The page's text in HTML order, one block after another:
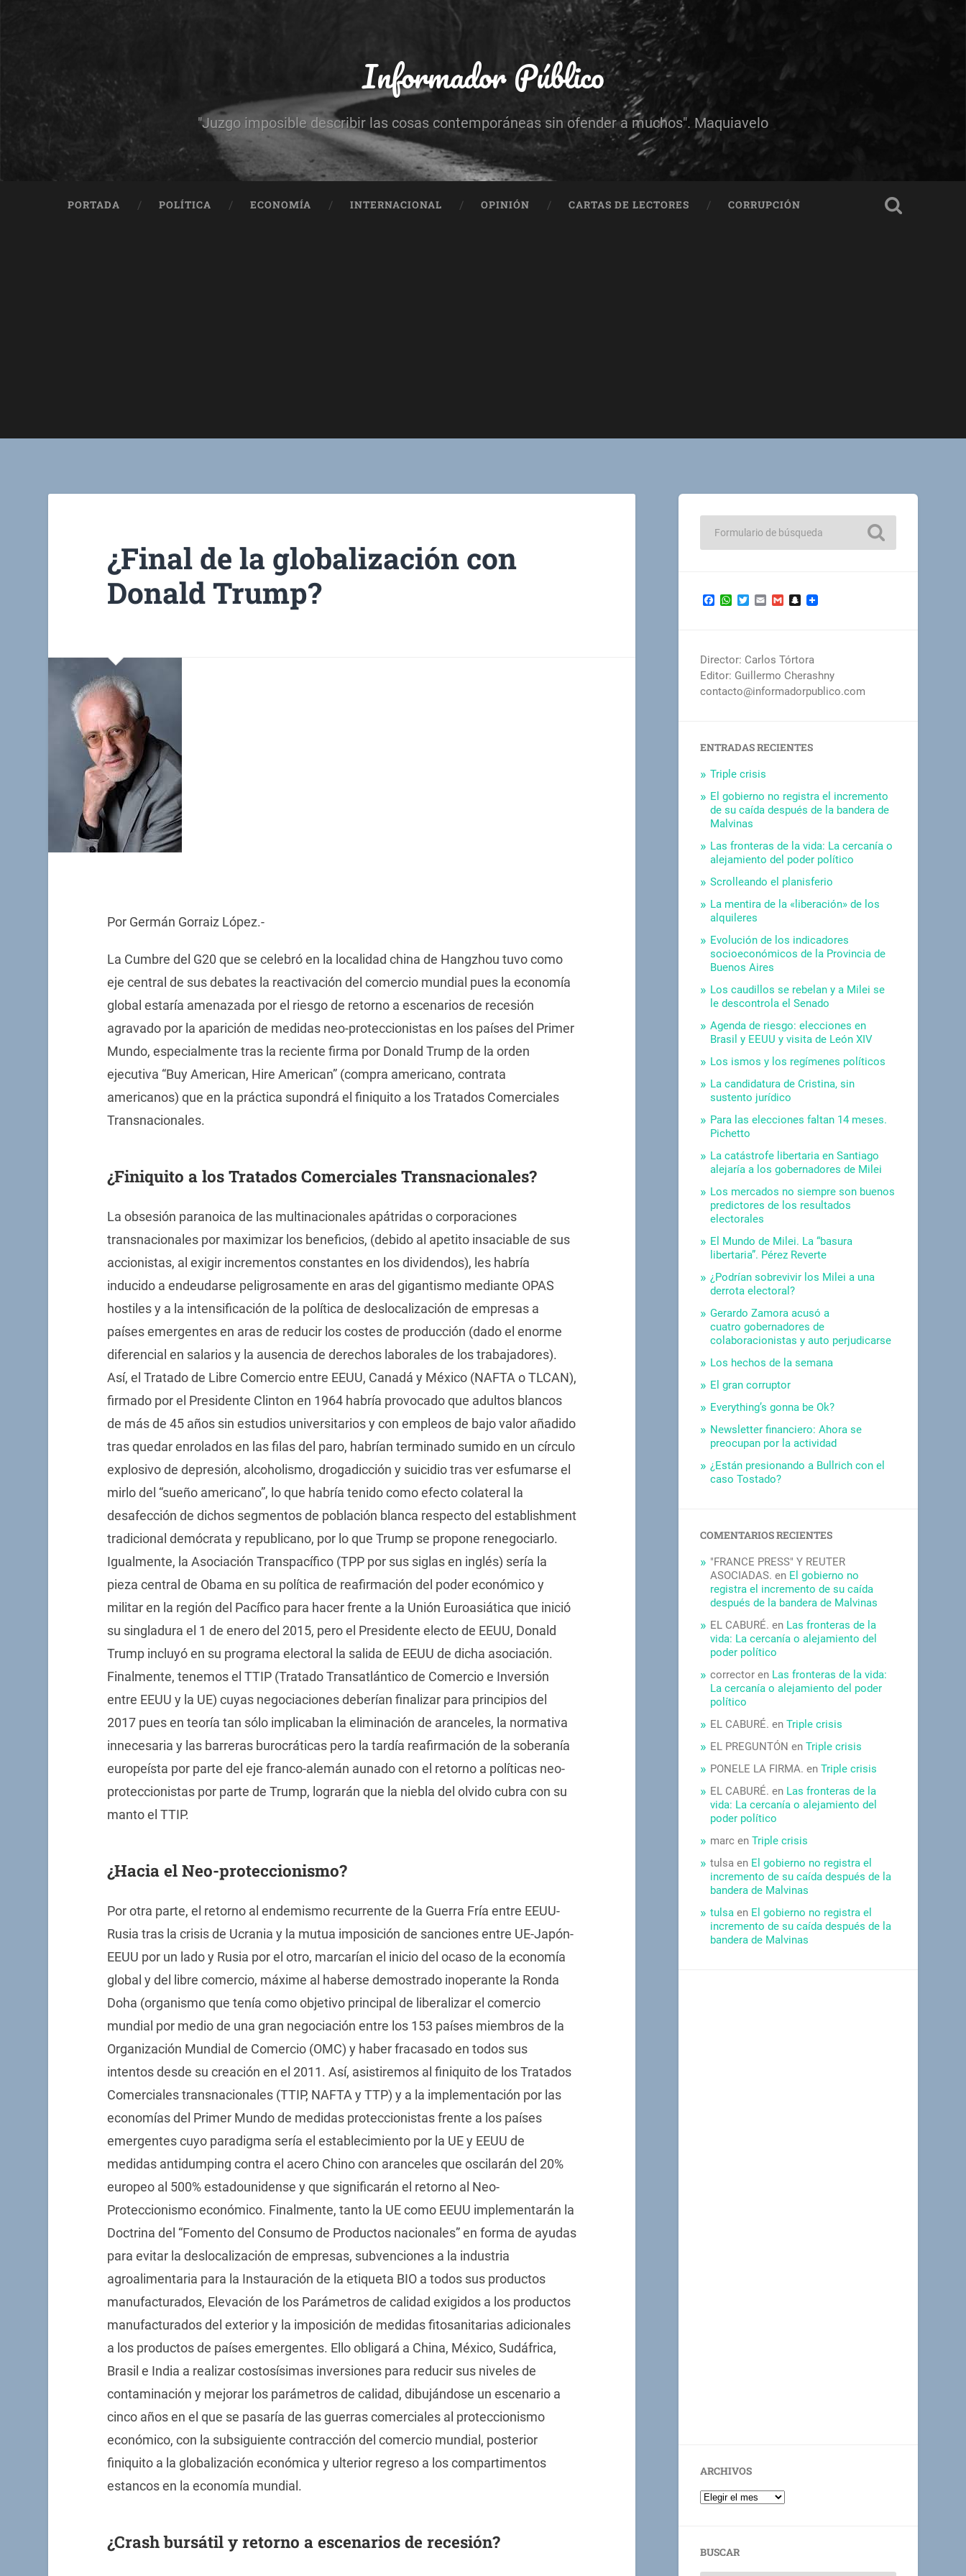
Informador Público
"Juzgo imposible describir las cosas contemporáneas sin ofender a muchos". Maquiavelo
PORTADA POLÍTICA ECONOMÍA INTERNACIONAL OPINIÓN CARTAS DE LECTORES CORRUPCIÓN
¿Final de la globalización con
Donald Trump?
Por Germán Gorraiz López.-
La Cumbre del G20 que se celebró en la localidad china de Hangzhou tuvo como
eje central de sus debates la reactivación del comercio mundial pues la economía
global estaría amenazada por el riesgo de retorno a escenarios de recesión
agravado por la aparición de medidas neo-proteccionistas en los países del Primer
Mundo, especialmente tras la reciente firma por Donald Trump de la orden
ejecutiva “Buy American, Hire American” (compra americano, contrata
americanos) que en la práctica supondrá el finiquito a los Tratados Comerciales
Transnacionales.
¿Finiquito a los Tratados Comerciales Transnacionales?
La obsesión paranoica de las multinacionales apátridas o corporaciones
transnacionales por maximizar los beneficios, (debido al apetito insaciable de sus
accionistas, al exigir incrementos constantes en los dividendos), les habría
inducido a endeudarse peligrosamente en aras del gigantismo mediante OPAS
hostiles y a la intensificación de la política de deslocalización de empresas a
países emergentes en aras de reducir los costes de producción (dado el enorme
diferencial en salarios y la ausencia de derechos laborales de los trabajadores).
Así, el Tratado de Libre Comercio entre EEUU, Canadá y México (NAFTA o TLCAN),
firmado por el Presidente Clinton en 1964 habría provocado que adultos blancos
de más de 45 años sin estudios universitarios y con empleos de bajo valor añadido
tras quedar enrolados en las filas del paro, habrían terminado sumido en un círculo
explosivo de depresión, alcoholismo, drogadicción y suicidio tras ver esfumarse el
mirlo del “sueño americano”, lo que habría tenido como efecto colateral la
desafección de dichos segmentos de población blanca respecto del establishment
tradicional demócrata y republicano, por lo que Trump se propone renegociarlo.
Igualmente, la Asociación Transpacífico (TPP por sus siglas en inglés) sería la
pieza central de Obama en su política de reafirmación del poder económico y
militar en la región del Pacífico para hacer frente a la Unión Euroasiática que inició
su singladura el 1 de enero del 2015, pero el Presidente electo de EEUU, Donald
Trump incluyó en su programa electoral la salida de EEUU de dicha asociación.
Finalmente, tenemos el TTIP (Tratado Transatlántico de Comercio e Inversión
entre EEUU y la UE) cuyas negociaciones deberían finalizar para principios del
2017 pues en teoría tan sólo implicaban la eliminación de aranceles, la normativa
innecesaria y las barreras burocráticas pero la tardía reafirmación de la soberanía
europeísta por parte del eje franco-alemán aunado con el retorno a políticas neo-
proteccionistas por parte de Trump, lograrán que la niebla del olvido cubra con su
manto el TTIP.
¿Hacia el Neo-proteccionismo?
Por otra parte, el retorno al endemismo recurrente de la Guerra Fría entre EEUU-
Rusia tras la crisis de Ucrania y la mutua imposición de sanciones entre UE-Japón-
EEUU por un lado y Rusia por el otro, marcarían el inicio del ocaso de la economía
global y del libre comercio, máxime al haberse demostrado inoperante la Ronda
Doha (organismo que tenía como objetivo principal de liberalizar el comercio
mundial por medio de una gran negociación entre los 153 países miembros de la
Organización Mundial de Comercio (OMC) y haber fracasado en todos sus
intentos desde su creación en el 2011. Así, asistiremos al finiquito de los Tratados
Comerciales transnacionales (TTIP, NAFTA y TTP) y a la implementación por las
economías del Primer Mundo de medidas proteccionistas frente a los países
emergentes cuyo paradigma sería el establecimiento por la UE y EEUU de
medidas antidumping contra el acero Chino con aranceles que oscilarán del 20%
europeo al 500% estadounidense y que significarán el retorno al Neo-
Proteccionismo económico. Finalmente, tanto la UE como EEUU implementarán la
Doctrina del “Fomento del Consumo de Productos nacionales” en forma de ayudas
para evitar la deslocalización de empresas, subvenciones a la industria
agroalimentaria para la Instauración de la etiqueta BIO a todos sus productos
manufacturados, Elevación de los Parámetros de calidad exigidos a los productos
manufacturados del exterior y la imposición de medidas fitosanitarias adicionales
a los productos de países emergentes. Ello obligará a China, México, Sudáfrica,
Brasil e India a realizar costosísimas inversiones para reducir sus niveles de
contaminación y mejorar los parámetros de calidad, dibujándose un escenario a
cinco años en el que se pasaría de las guerras comerciales al proteccionismo
económico, con la subsiguiente contracción del comercio mundial, posterior
finiquito a la globalización económica y ulterior regreso a los compartimentos
estancos en la economía mundial.
¿Crash bursátil y retorno a escenarios de recesión?
Facebook
WhatsApp
TwitterEmailGmailSnapchat
Director: Carlos Tórtora
Editor: Guillermo Cherashny
contacto@informadorpublico.com
ENTRADAS RECIENTES
Triple crisis
El gobierno no registra el incremento
de su caída después de la bandera de
Malvinas
Las fronteras de la vida: La cercanía o
alejamiento del poder político
Scrolleando el planisferio
La mentira de la «liberación» de los
alquileres
Evolución de los indicadores
socioeconómicos de la Provincia de
Buenos Aires
Los caudillos se rebelan y a Milei se
le descontrola el Senado
Agenda de riesgo: elecciones en
Brasil y EEUU y visita de León XIV
Los ismos y los regímenes políticos
La candidatura de Cristina, sin
sustento jurídico
Para las elecciones faltan 14 meses.
Pichetto
La catástrofe libertaria en Santiago
alejaría a los gobernadores de Milei
Los mercados no siempre son buenos
predictores de los resultados
electorales
El Mundo de Milei. La “basura
libertaria”. Pérez Reverte
¿Podrían sobrevivir los Milei a una
derrota electoral?
Gerardo Zamora acusó a
cuatro gobernadores de
colaboracionistas y auto perjudicarse
Los hechos de la semana
El gran corruptor
Everything’s gonna be Ok?
Newsletter financiero: Ahora se
preocupan por la actividad
¿Están presionando a Bullrich con el
caso Tostado?
COMENTARIOS RECIENTES
"FRANCE PRESS" Y REUTER
ASOCIADAS. en El gobierno no
registra el incremento de su caída
después de la bandera de Malvinas
EL CABURÉ. en Las fronteras de la
vida: La cercanía o alejamiento del
poder político
corrector en Las fronteras de la vida:
La cercanía o alejamiento del poder
político
EL CABURÉ. enTriple crisis
EL PREGUNTÓN enTriple crisis
PONELE LA FIRMA. enTriple crisis
EL CABURÉ. en Las fronteras de la
vida: La cercanía o alejamiento del
poder político
marc enTriple crisis
tulsa en El gobierno no registra el
incremento de su caída después de la
bandera de Malvinas
tulsa en El gobierno no registra el
incremento de su caída después de la
bandera de Malvinas
ARCHIVOS
BUSCAR